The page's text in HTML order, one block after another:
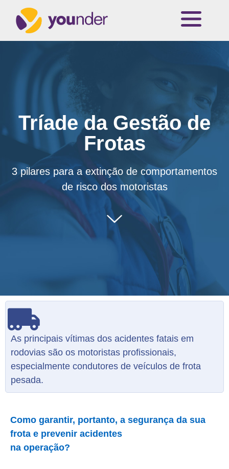
Tríade da Gestão de
Frotas
3 pilares para a extinção de comportamentos
de risco dos motoristas
As principais vítimas dos acidentes fatais em
rodovias são os motoristas profissionais,
especialmente condutores de veículos de frota
pesada.
Como garantir, portanto, a segurança da sua
frota e prevenir acidentes
na operação?